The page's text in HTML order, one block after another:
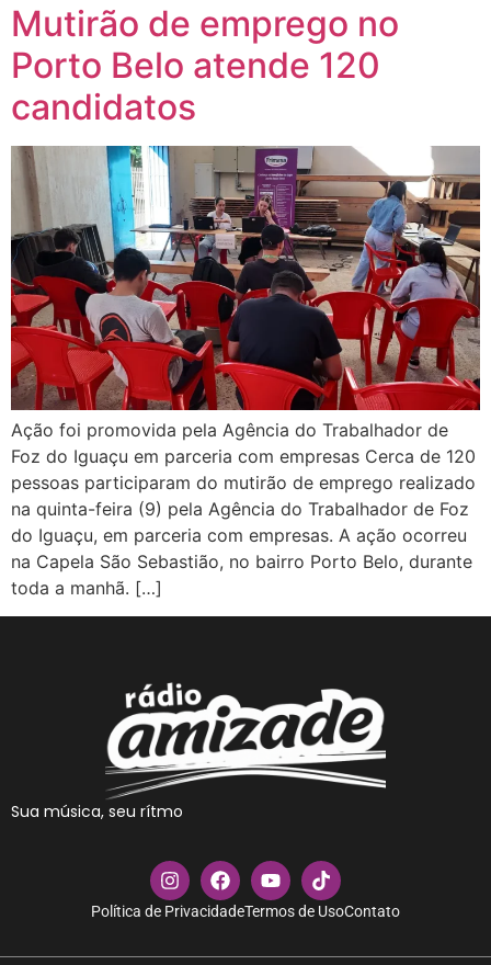
Mutirão de emprego no
Porto Belo atende 120
candidatos
Ação foi promovida pela Agência do Trabalhador de
Foz do Iguaçu em parceria com empresas Cerca de 120
pessoas participaram do mutirão de emprego realizado
na quinta-feira (9) pela Agência do Trabalhador de Foz
do Iguaçu, em parceria com empresas. A ação ocorreu
na Capela São Sebastião, no bairro Porto Belo, durante
toda a manhã. […]
Sua música, seu rítmo
Política de PrivacidadeTermos de UsoContato